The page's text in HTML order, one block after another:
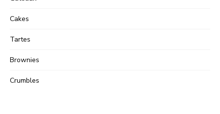
Cakes
Tartes
Brownies
Crumbles